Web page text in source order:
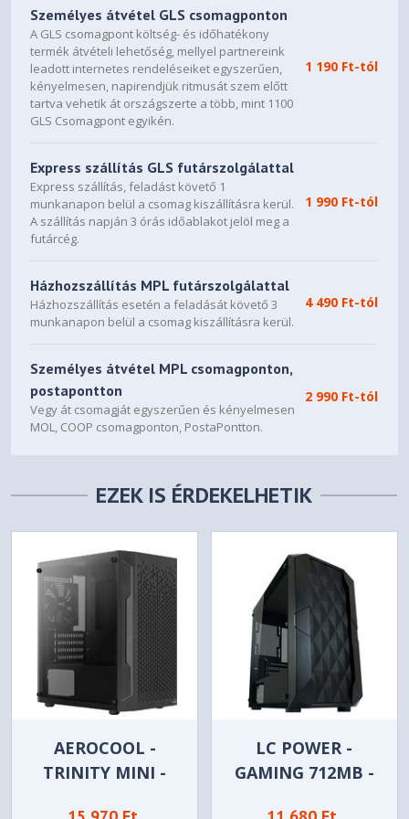
Személyes átvétel GLS csomagponton
A GLS csomagpont költség- és időhatékony
termék átvételi lehetőség, mellyel partnereink
leadott internetes rendeléseiket egyszerűen,
kényelmesen, napirendjük ritmusát szem előtt
tartva vehetik át országszerte a több, mint 1100
GLS Csomagpont egyikén.
1 190 Ft-tól
Express szállítás GLS futárszolgálattal
Express szállítás, feladást követő 1
munkanapon belül a csomag kiszállításra kerül.
A szállítás napján 3 órás időablakot jelöl meg a
futárcég.
1 990 Ft-tól
Házhozszállítás MPL futárszolgálattal
Házhozszállítás esetén a feladását követő 3
munkanapon belül a csomag kiszállításra kerül.
4 490 Ft-tól
Személyes átvétel MPL csomagponton,
postapontton
Vegy át csomagját egyszerűen és kényelmesen
MOL, COOP csomagponton, PostaPontton.
2 990 Ft-tól
EZEK IS ÉRDEKELHETIK
AEROCOOL -
TRINITY MINI -
LC POWER -
GAMING 712MB -